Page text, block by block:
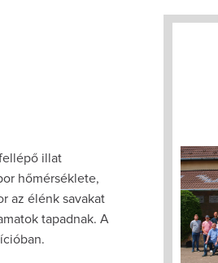
illat
hőmérséklete,
az élénk savakat
tapadnak. A